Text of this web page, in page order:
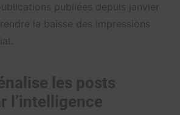
publiées depuis janvier
la baisse des impressions
les posts
l’intelligence